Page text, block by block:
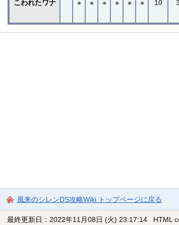
こわれたワナ ※ ※ ※ ※ ※ ※ 10 3
風来のシレンDS攻略Wiki トップページに戻る
最終更新日：2022年11月08日 (火) 23:17:14 HTML